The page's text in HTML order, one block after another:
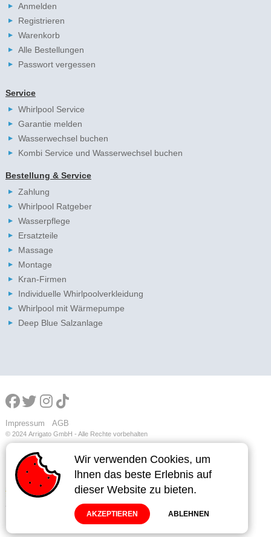
Wir verwenden Cookies, um
lhnen das beste Erlebnis auf
dieser Website zu bieten.
AKZEPTIEREN ABLEHNEN
Wir verwenden Cookies, um
lhnen das beste Erlebnis auf
dieser Website zu bieten.
AKZEPTIEREN ABLEHNEN
Anmelden
Registrieren
Warenkorb
Alle Bestellungen
Passwort vergessen
Service
Whirlpool Service
Garantie melden
Wasserwechsel buchen
Kombi Service und Wasserwechsel buchen
Bestellung & Service
Zahlung
Whirlpool Ratgeber
Wasserpflege
Ersatzteile
Massage
Montage
Kran-Firmen
Individuelle Whirlpoolverkleidung
Whirlpool mit Wärmepumpe
Deep Blue Salzanlage
Impressum AGB
© 2024 Arrigato GmbH - Alle Rechte vorbehalten